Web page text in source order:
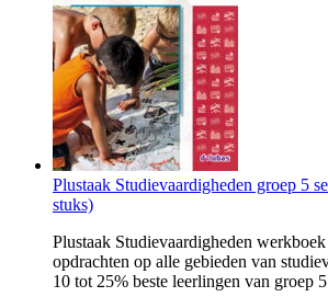
Plustaak Studievaardigheden groep 5
stuks)
Plustaak Studievaardigheden
opdrachten op alle gebieden van
10 tot 25% beste leerlingen van groep